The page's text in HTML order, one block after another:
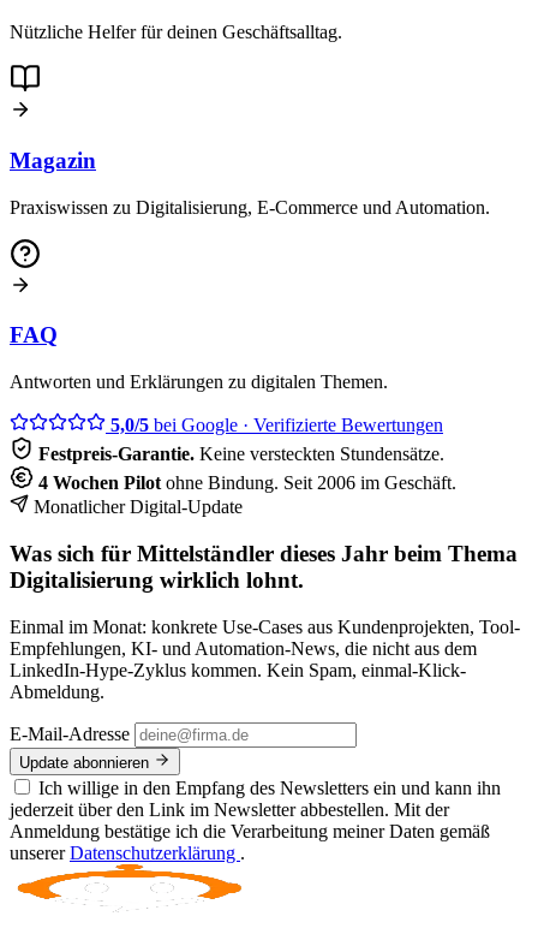
Nützliche Helfer für deinen Geschäftsalltag.
Magazin
Praxiswissen zu Digitalisierung, E-Commerce und Automation.
FAQ
Antworten und Erklärungen zu digitalen Themen.
5,0/5 bei Google · Verifizierte Bewertungen
Festpreis-Garantie. Keine versteckten Stundensätze.
4 Wochen Pilot ohne Bindung. Seit 2006 im Geschäft.
Monatlicher Digital-Update
Was sich für Mittelständler dieses Jahr beim Thema
Digitalisierung wirklich lohnt.
Einmal im Monat: konkrete Use-Cases aus Kundenprojekten, Tool-
Empfehlungen, KI- und Automation-News, die nicht aus dem
LinkedIn-Hype-Zyklus kommen. Kein Spam, einmal-Klick-
Abmeldung.
E-Mail-Adresse
Update abonnieren
Ich willige in den Empfang des Newsletters ein und kann ihn
jederzeit über den Link im Newsletter abbestellen. Mit der
Anmeldung bestätige ich die Verarbeitung meiner Daten gemäß
unsererDatenschutzerklärung .